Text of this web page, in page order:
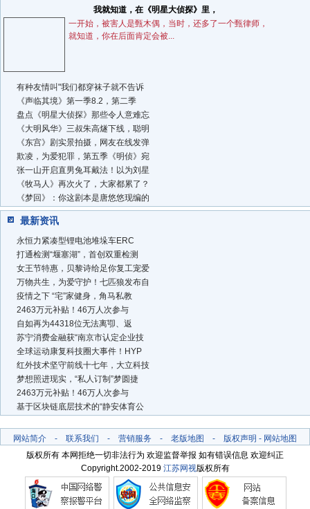
我就知道，在《明星大侦探》里，
一开始，被害人是甄木偶，当时，还多了一个甄律师，
就知道，你在后面肯定会被...
有种友情叫"我们都穿袜子就不告诉
《声临其境》第一季8.2，第二季
盘点《明星大侦探》那些令人意难忘
《大明风华》三叔朱高燧下线，聪明
《东宫》剧实景拍摄，网友在线发弹
欺凌，为爱犯罪，第五季《明侦》宛
张一山开启直男兔耳戴法！以为刘星
《牧马人》再次火了，大家都累了？
《梦回》：你这剧本是唐悠悠现编的
最新资讯
永恒力紧凑型锂电池堆垛车ERC
打通检测“堰塞湖”，首创双重检测
女王节特惠，贝黎诗给足你复工宠爱
万物共生，为爱守护！七匹狼发布自
疫情之下 “宅”家健身，角马私教
2463万元补贴！46万人次参与
自如再为44318位无法离卾、返
苏宁消费金融获“南京市认定企业技
全球运动康复科技圈大事件！HYP
红外技术坚守前线十七年，大立科技
梦想照进现实，“私人订制”梦圆捷
2463万元补贴！46万人次参与
基于区块链底层技术的“静安体育公
网站简介 - 联系我们 - 营销服务 - 老版地图 - 版权声明 - 网站地图
版权所有 本网拒绝一切非法行为 欢迎监督举报 如有错误信息 欢迎纠正
Copyright.2002-2019 江苏网视版权所有